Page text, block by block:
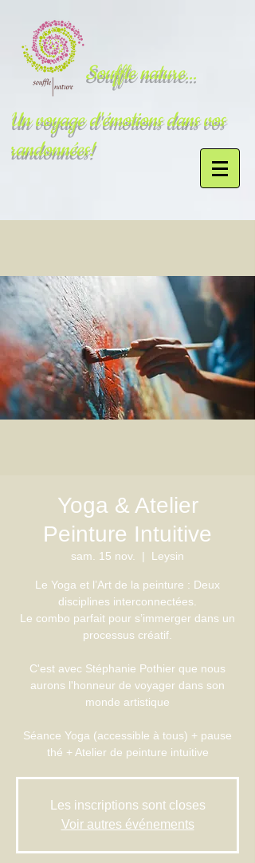
Souffle nature...
Un voyage d'émotions dans vos
randonnées!
Yoga & Atelier
Peinture Intuitive
sam. 15 nov.
  |
Leysin
Le Yoga et l’Art de la peinture : Deux
disciplines interconnectées.
Le combo parfait pour s’immerger dans un
processus créatif.
C'est avec Stéphanie Pothier que nous
aurons l'honneur de voyager dans son
monde artistique
Séance Yoga (accessible à tous) + pause
thé + Atelier de peinture intuitive
Les inscriptions sont closes
Voir autres événements